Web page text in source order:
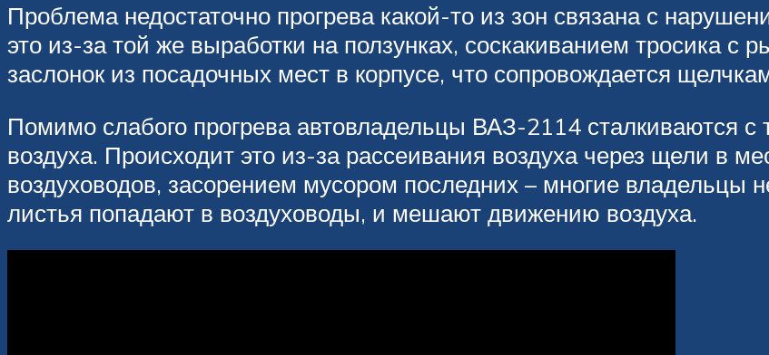
Проблема недостаточно прогрева какой-то из зон связана с
это из-за той же выработки на ползунках, соскакиванием тросика с
заслонок из посадочных мест в корпусе, что сопровождается
Помимо слабого прогрева автовладельцы ВАЗ-2114 сталкиваются с
воздуха. Происходит это из-за рассеивания воздуха через щели в
воздуховодов, засорением мусором последних – многие владельцы
листья попадают в воздуховоды, и мешают движению воздуха.